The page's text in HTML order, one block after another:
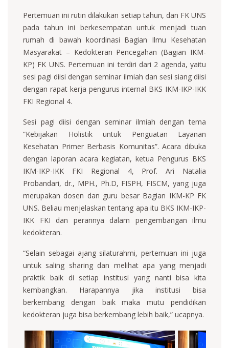
Pertemuan ini rutin dilakukan setiap tahun, dan FK UNS
pada tahun ini berkesempatan untuk menjadi tuan
rumah di bawah koordinasi Bagian Ilmu Kesehatan
Masyarakat – Kedokteran Pencegahan (Bagian IKM-
KP) FK UNS. Pertemuan ini terdiri dari 2 agenda, yaitu
sesi pagi diisi dengan seminar ilmiah dan sesi siang diisi
dengan rapat kerja pengurus internal BKS IKM-IKP-IKK
FKI Regional 4.
Sesi pagi diisi dengan seminar ilmiah dengan tema
“Kebijakan Holistik untuk Penguatan Layanan
Kesehatan Primer Berbasis Komunitas”. Acara dibuka
dengan laporan acara kegiatan, ketua Pengurus BKS
IKM-IKP-IKK FKI Regional 4, Prof. Ari Natalia
Probandari, dr., MPH., Ph.D, FISPH, FISCM, yang juga
merupakan dosen dan guru besar Bagian IKM-KP FK
UNS. Beliau menjelaskan tentang apa itu BKS IKM-IKP-
IKK FKI dan perannya dalam pengembangan ilmu
kedokteran.
“Selain sebagai ajang silaturahmi, pertemuan ini juga
untuk saling sharing dan melihat apa yang menjadi
praktik baik di setiap institusi yang nanti bisa kita
kembangkan. Harapannya jika institusi bisa
berkembang dengan baik maka mutu pendidikan
kedokteran juga bisa berkembang lebih baik,” ucapnya.